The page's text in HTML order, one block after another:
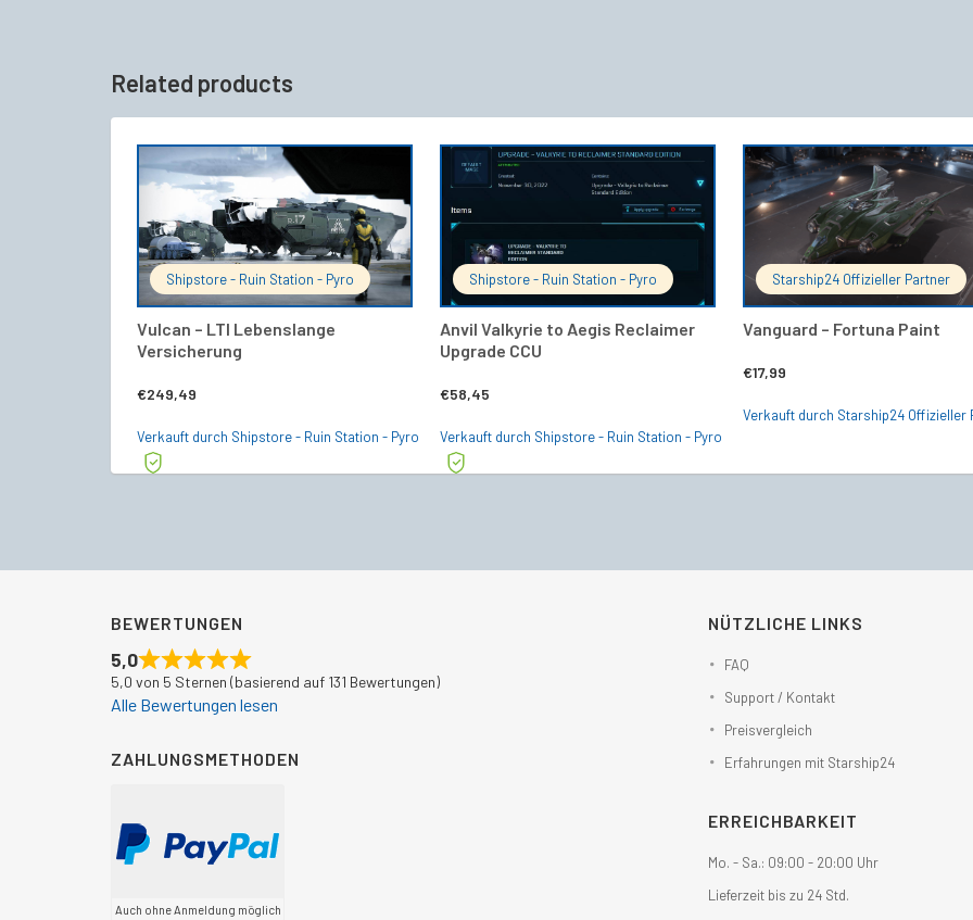
Related products
Shipstore - Ruin Station - Pyro
Vulcan – LTI Lebenslange
Versicherung
€249,49
IN DEN WARENKORB
Verkauft durch Shipstore - Ruin Station - Pyro
Shipstore - Ruin Station - Pyro
Anvil Valkyrie to Aegis Reclaimer
Upgrade CCU
€58,45
IN DEN WARENKORB
Verkauft durch Shipstore - Ruin Station - Pyro
Starship24 Offizieller Partner
Vanguard – Fortuna Paint
€17,99
IN DEN
Verkauft durch Starship24 Offizieller
BEWERTUNGEN
5,0
5,0 von 5 Sternen (basierend auf 131 Bewertungen)
Alle Bewertungen lesen
ZAHLUNGSMETHODEN
Auch ohne Anmeldung möglich
NÜTZLICHE LINKS
FAQ
Support / Kontakt
Preisvergleich
Erfahrungen mit Starship24
ERREICHBARKEIT
Mo. - Sa.: 09:00 - 20:00 Uhr
Lieferzeit bis zu 24 Std.